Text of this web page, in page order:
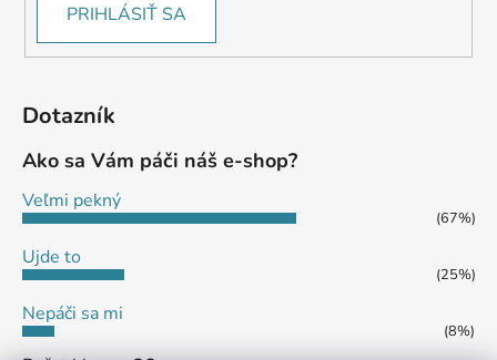
PRIHLÁSIŤ SA
Dotazník
Ako sa Vám páči náš e-shop?
Veľmi pekný
(67%)
Ujde to
(25%)
Nepáči sa mi
(8%)